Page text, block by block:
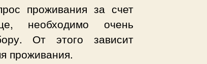
проживания за счет
необходимо очень
От этого зависит
проживания.